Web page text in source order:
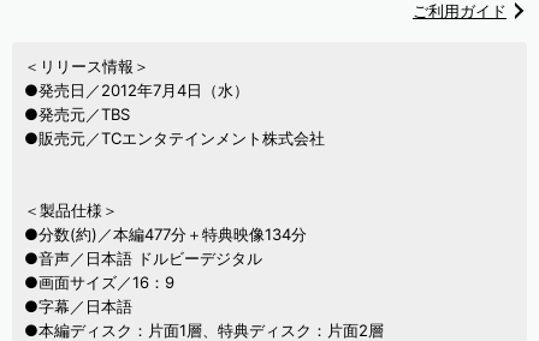
ご利用ガイド
＜リリース情報＞
●発売日／2012年7月4日（水）
●発売元／TBS
●販売元／TCエンタテインメント株式会社
＜製品仕様＞
●分数(約)／本編477分＋特典映像134分
●音声／日本語 ドルビーデジタル
●画面サイズ／16：9
●字幕／日本語
●本編ディスク：片面1層、特典ディスク：片面2層